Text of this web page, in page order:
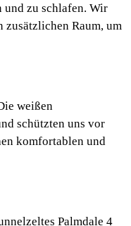
und zu schlafen. Wir
zusätzlichen Raum, um
weißen
schützten uns vor
komfortablen und
Palmdale 4